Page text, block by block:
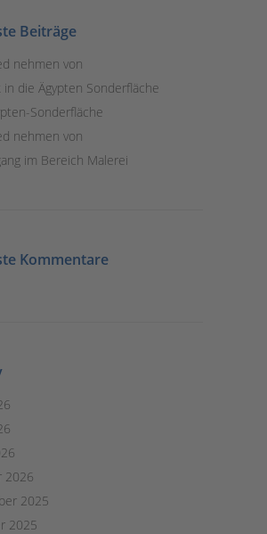
Beiträge
nehmen von
in die Ägypten Sonderfläche
Sonderfläche
nehmen von
im Bereich Malerei
Kommentare
2026
2025
2025